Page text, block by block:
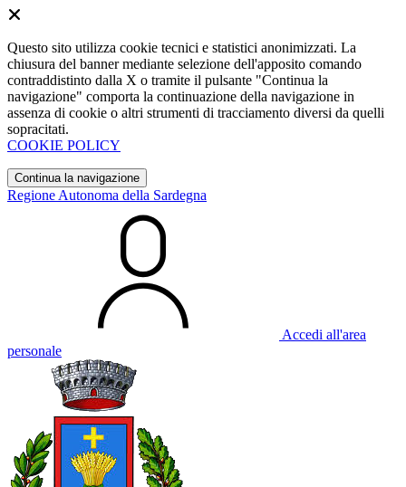
Questo sito utilizza cookie tecnici e statistici anonimizzati. La
chiusura del banner mediante selezione dell'apposito comando
contraddistinto dalla X o tramite il pulsante "Continua la
navigazione" comporta la continuazione della navigazione in
assenza di cookie o altri strumenti di tracciamento diversi da quelli
sopracitati.
COOKIE POLICY
Continua la navigazione
Regione Autonoma della Sardegna
Accedi all'area
personale